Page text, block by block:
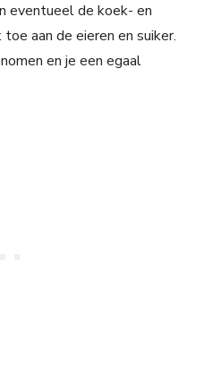
eventueel de koek- en
aan de eieren en suiker.
en je een egaal